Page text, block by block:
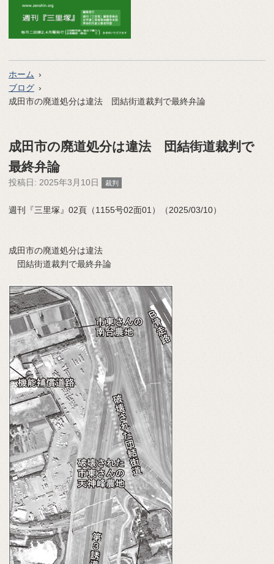
ホーム
ブログ
成田市の廃道処分は違法 団結街道裁判で最終弁論
成田市の廃道処分は違法 団結街道裁判で
最終弁論
投稿日: 2025年3月10日 裁判
週刊『三里塚』02頁（1155号02面01）（2025/03/10）
成田市の廃道処分は違法
団結街道裁判で最終弁論